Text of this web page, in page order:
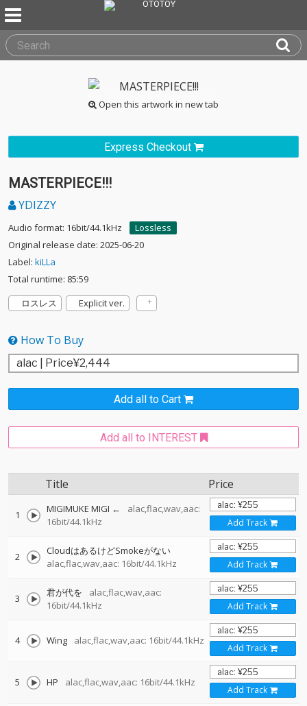
Open this artwork in new tab
Express Checkout
MASTERPIECE!!!
YDIZZY
Audio format: 16bit/44.1kHz
Lossless
Original release date: 2025-06-20
Label: kiLLa
Total runtime: 85:59
ロスレス
Explicit ver.
How To Buy
Add all to Cart
Add all to INTEREST
Title Price
1 MIGIMUKE MIGI ←
alac,flac,wav,aac:
16bit/44.1kHz
Add Track
2
CloudはあるけどSmokeがない
alac,flac,wav,aac: 16bit/44.1kHz
Add Track
3 君が代を
alac,flac,wav,aac:
16bit/44.1kHz
Add Track
4 Wing alac,flac,wav,aac: 16bit/44.1kHz
Add Track
5 HP alac,flac,wav,aac: 16bit/44.1kHz
Add Track